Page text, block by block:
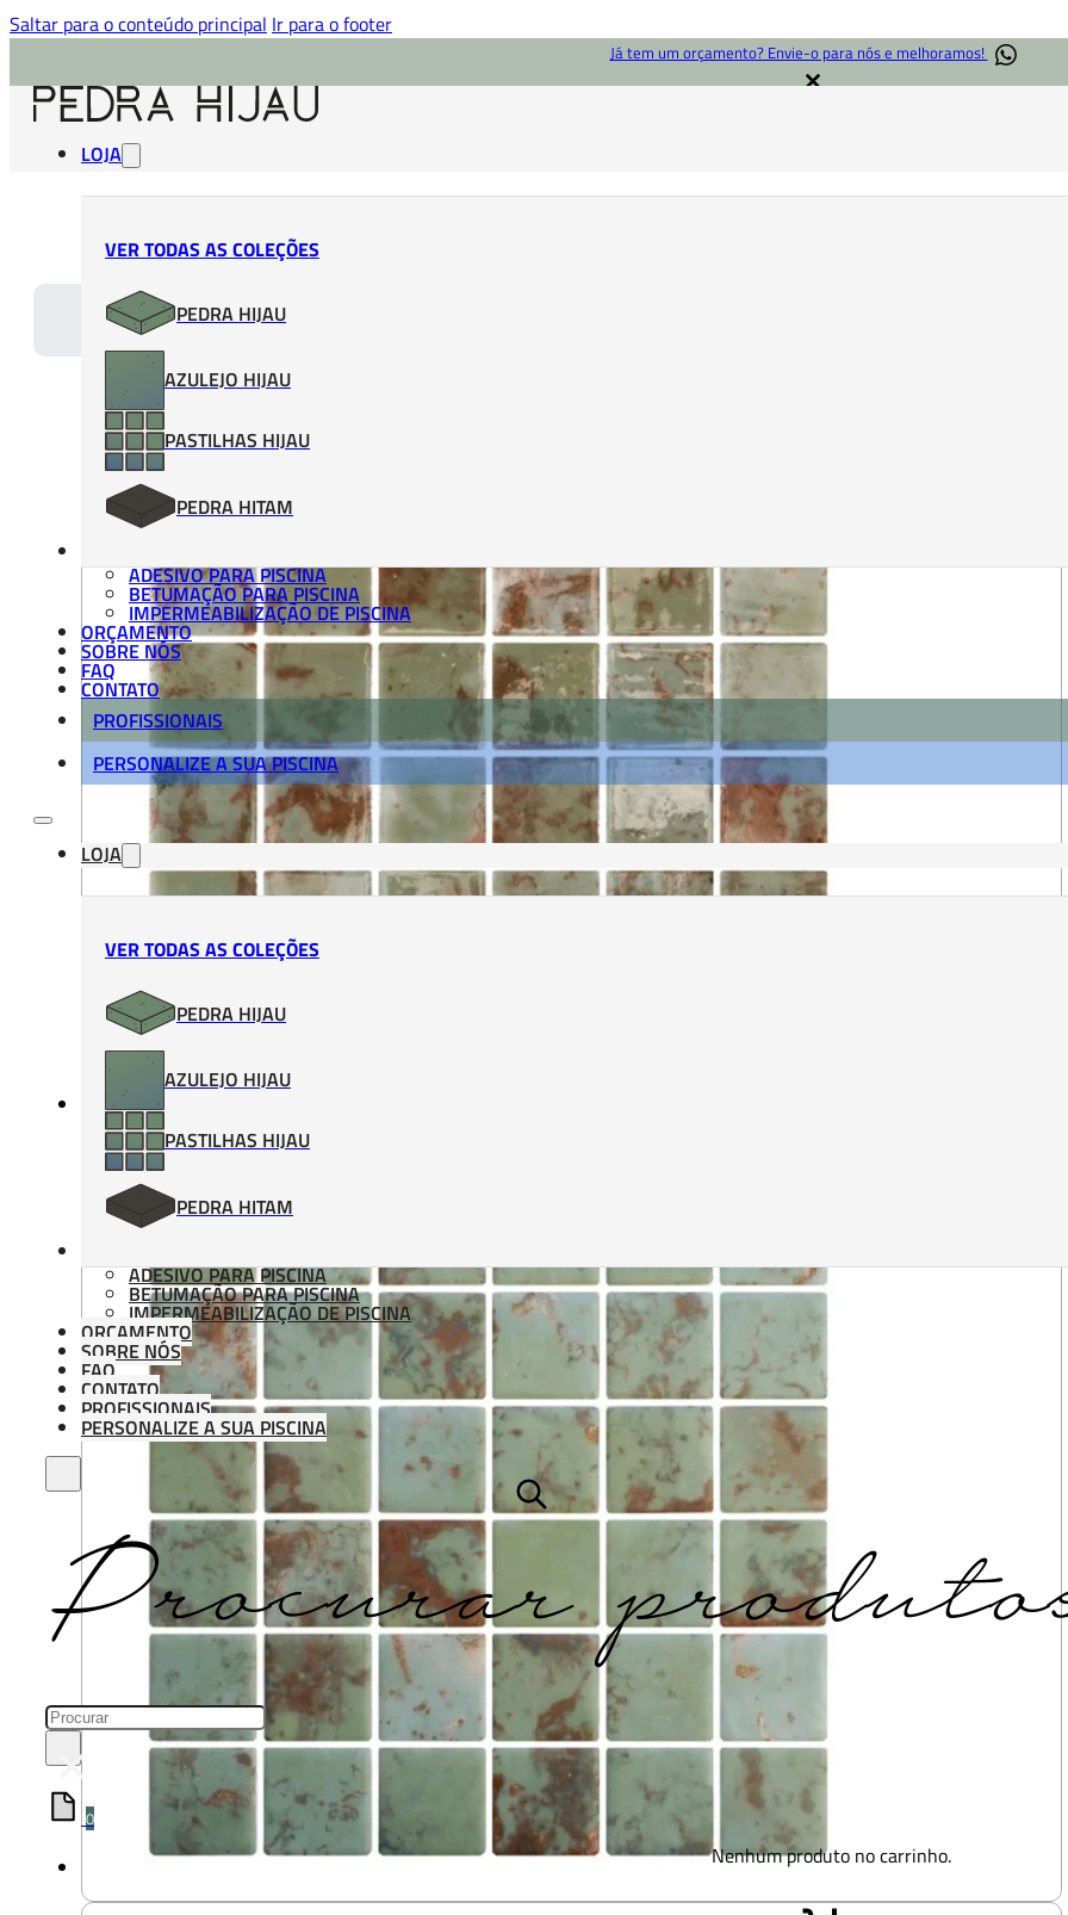
Saltar para o conteúdo principal Ir para o footer
Já tem um orçamento? Envie-o para nós e melhoramos!
LOJA
VER TODAS AS COLEÇÕES
PEDRA HIJAU
AZULEJO HIJAU
PASTILHAS HIJAU
PEDRA HITAM
ADESIVO PARA PISCINA
BETUMAÇÃO PARA PISCINA
IMPERMEABILIZAÇÃO DE PISCINA
ORÇAMENTO
SOBRE NÓS
FAQ
CONTATO
PROFISSIONAIS
PERSONALIZE A SUA PISCINA
LOJA
VER TODAS AS COLEÇÕES
PEDRA HIJAU
AZULEJO HIJAU
PASTILHAS HIJAU
PEDRA HITAM
ADESIVO PARA PISCINA
BETUMAÇÃO PARA PISCINA
IMPERMEABILIZAÇÃO DE PISCINA
ORÇAMENTO
SOBRE NÓS
FAQ
CONTATO
PROFISSIONAIS
PERSONALIZE A SUA PISCINA
Procurar
Pesquisar
×
0
Nenhum produto no carrinho.